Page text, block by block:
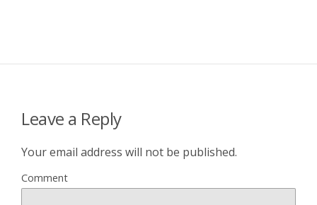
Leave a Reply
Your email address will not be published.
Comment